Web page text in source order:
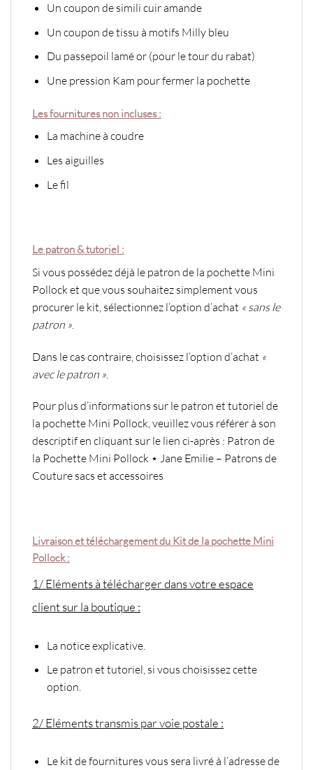
Un coupon de simili cuir amande
Un coupon de tissu à motifs Milly bleu
Du passepoil lamé or (pour le tour du rabat)
Une pression Kam pour fermer la pochette
Les fournitures non incluses :
La machine à coudre
Les aiguilles
Le fil
Le patron & tutoriel :
Si vous possédez déjà le patron de la pochette Mini
Pollock et que vous souhaitez simplement vous
procurer le kit, sélectionnez l’option d’achat « sans le
patron »
Dans le cas contraire, choisissez l’option d’achat «
avec le patron »
Pour plus d’informations sur le patron et tutoriel de
la pochette Mini Pollock, veuillez vous référer à son
descriptif en cliquant sur le lien ci-après : Patron de
la Pochette Mini Pollock ⋆ Jane Emilie – Patrons de
Couture sacs et accessoires
Livraison et téléchargement du Kit de la pochette Mini
Pollock :
1/ Eléments à télécharger dans votre espace
client sur la boutique :
La notice explicative.
Le patron et tutoriel, si vous choisissez cette
option.
2/ Eléments transmis par voie postale :
Le kit de fournitures vous sera livré à l’adresse de